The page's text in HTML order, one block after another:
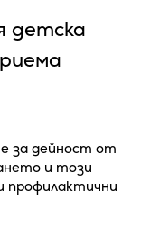
детска
за дейност от
и този
профилактични